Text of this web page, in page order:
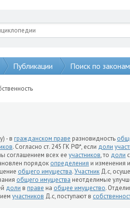
Публикации Поиск по законам
- в гражданском праве разновидность
. Согласно ст. 245 ГК РФ*, если доли
соглашением всех ее участников, то доли
порядок определения и изменения
общего имущества.Участник Д.с,
общего имущества неотделимые
доли в праве на общее имущество.
участников Д.с, поступают в